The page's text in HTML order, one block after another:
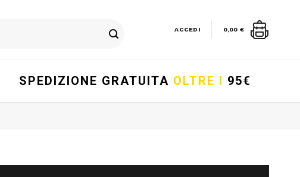
ACCEDI 0,00 €
SPEDIZIONE GRATUITA OLTRE I 95€